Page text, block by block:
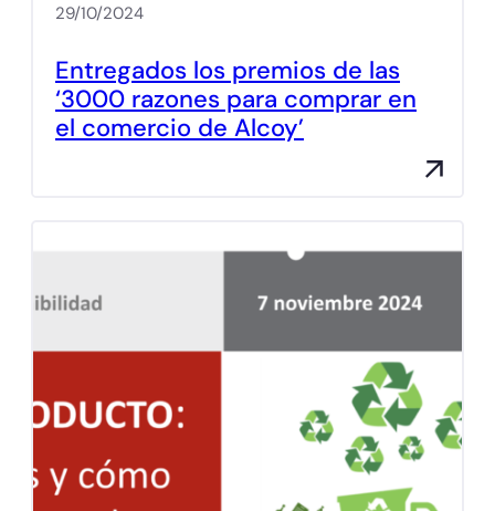
29/10/2024
Entregados los premios de las
‘3000 razones para comprar en
el comercio de Alcoy’